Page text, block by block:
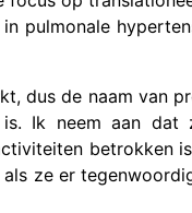
pulmonale
dus de naam van
Ik neem aan dat
betrokken
ze er